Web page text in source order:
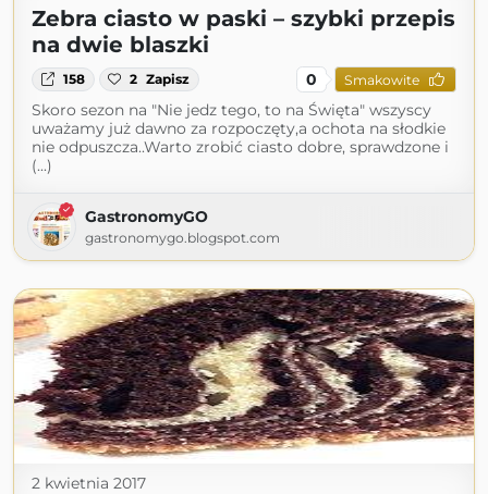
Zebra ciasto w paski – szybki przepis
na dwie blaszki
158 2 Zapisz 0 Smakowite
Skoro sezon na "Nie jedz tego, to na Święta" wszyscy
uważamy już dawno za rozpoczęty,a ochota na słodkie
nie odpuszcza..Warto zrobić ciasto dobre, sprawdzone i
(...)
GastronomyGO
gastronomygo.blogspot.com
2 kwietnia 2017